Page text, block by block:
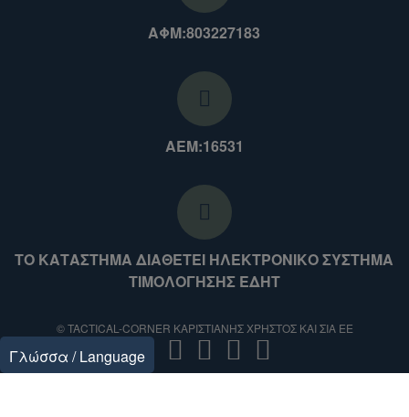
ΑΦΜ:803227183
ΑΕΜ:16531
ΤΟ ΚΑΤΑΣΤΗΜΑ ΔΙΑΘΕΤΕΙ ΗΛΕΚΤΡΟΝΙΚΟ ΣΥΣΤΗΜΑ
ΤΙΜΟΛΟΓΗΣΗΣ ΕΔΗΤ
© TACTICAL-CORNER ΚΑΡΙΣΤΙΑΝΗΣ ΧΡΗΣΤΟΣ ΚΑΙ ΣΙΑ ΕΕ
Γλώσσα / Language